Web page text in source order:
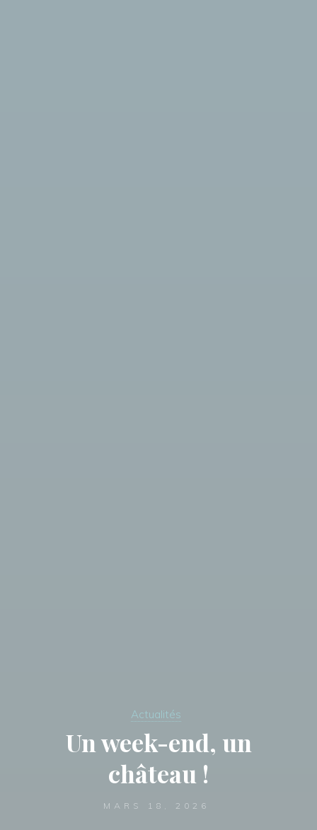
Actualités
Un week-end, un
château !
MARS 18, 2026